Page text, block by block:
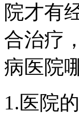
院才有
合治疗
病医院
1.医院